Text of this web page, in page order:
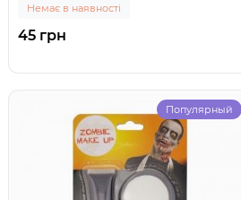
Немає в наявності
45 грн
Популярный